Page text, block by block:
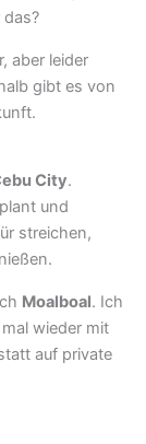
das?
aber leider
gibt es von
City.
und
streichen,
Moalboal. Ich
wieder mit
auf private